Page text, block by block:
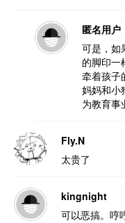
匿名用户
可是，如
的脚印一
牵着孩子
妈妈和小
为教育事
Fly.N
太贵了
kingnight
可以恶搞。哼